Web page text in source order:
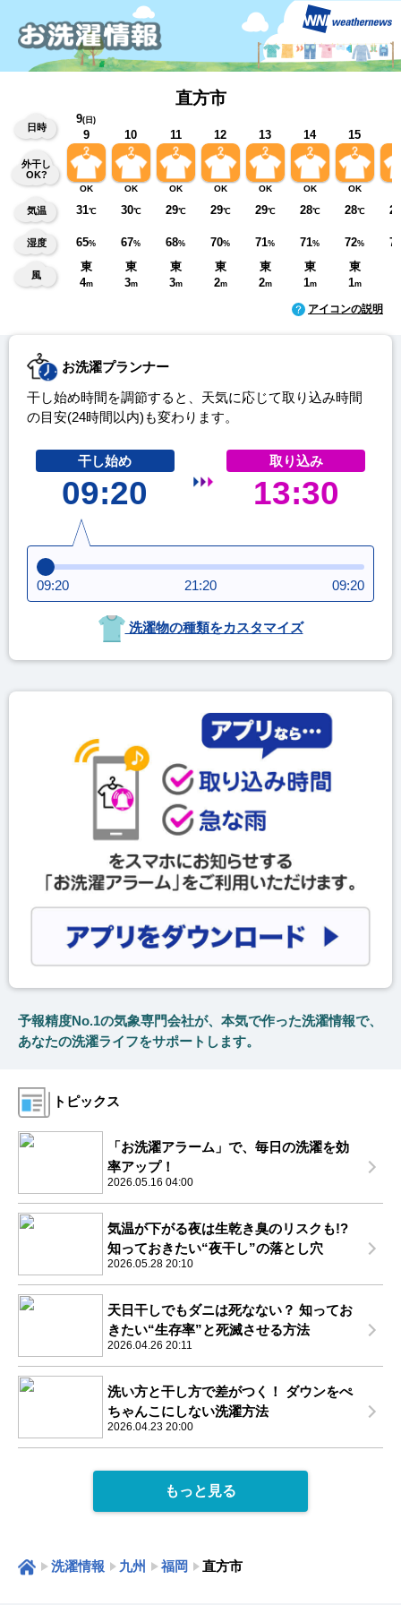
直方市
日時
外干し
OK?
気温
湿度
風
9(日)
9
OK
31℃
65%
東
4m
10
OK
30℃
67%
東
3m
11
OK
29℃
68%
東
3m
12
OK
29℃
70%
東
2m
13
OK
29℃
71%
東
2m
14
OK
28℃
71%
東
1m
15
OK
28℃
72%
東
1m
28
73
アイコンの説明
お洗濯プランナー
干し始め時間を調節すると、天気に応じて取り込み時間
の目安(24時間以内)も変わります。
干し始め
09:20
取り込み
13:30
09:20 21:20 09:20
洗濯物の種類をカスタマイズ
予報精度No.1の気象専門会社が、本気で作った洗濯情報で、
あなたの洗濯ライフをサポートします。
トピックス
「お洗濯アラーム」で、毎日の洗濯を効
率アップ！
2026.05.16 04:00
気温が下がる夜は生乾き臭のリスクも!?
知っておきたい“夜干し”の落とし穴
2026.05.28 20:10
天日干しでもダニは死なない？ 知ってお
きたい“生存率”と死滅させる方法
2026.04.26 20:11
洗い方と干し方で差がつく！ ダウンをぺ
ちゃんこにしない洗濯方法
2026.04.23 20:00
もっと見る
洗濯情報 九州 福岡 直方市